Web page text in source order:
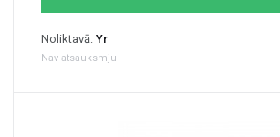
Noliktavā: Yr
Nav atsauksmju